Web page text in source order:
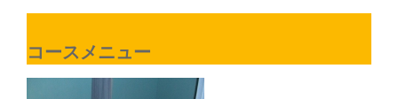
コースメニュー